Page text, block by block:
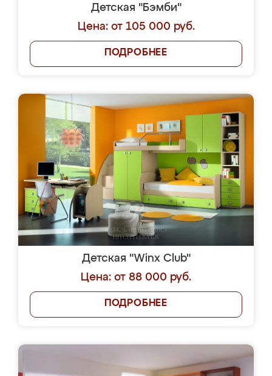
Детская "Бэмби"
Цена: от 105 000 руб.
ПОДРОБНЕЕ
Детская "Winx Club"
Цена: от 88 000 руб.
ПОДРОБНЕЕ